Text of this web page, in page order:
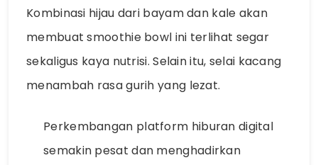
Kombinasi hijau dari bayam dan kale akan
membuat smoothie bowl ini terlihat segar
sekaligus kaya nutrisi. Selain itu, selai kacang
menambah rasa gurih yang lezat.
Perkembangan platform hiburan digital
semakin pesat dan menghadirkan